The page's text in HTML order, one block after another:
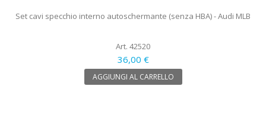
Set cavi specchio interno autoschermante (senza HBA) - Audi MLB
Art. 42520
36,00 €
AGGIUNGI AL CARRELLO